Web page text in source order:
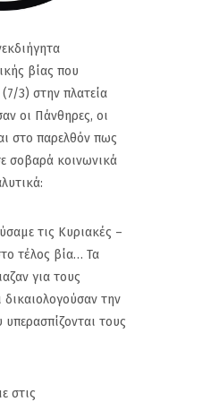
βίας που
3) στην πλατεία
οι Πάνθηρες, οι
στο παρελθόν πως
σοβαρά κοινωνικά
τις Κυριακές –
τέλος βία… Τα
για τους
την
τους
στις